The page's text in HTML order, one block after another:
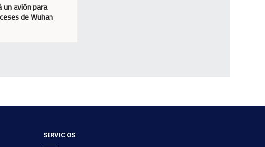
un avión para
de Wuhan
SERVICIOS